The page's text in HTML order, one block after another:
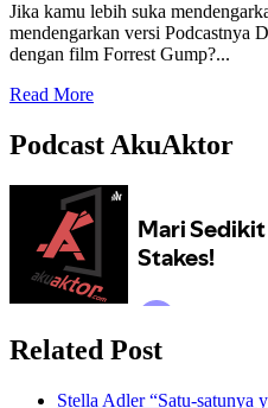
Jika kamu lebih suka
mendengarkan versi Podcastnya
dengan film Forrest Gump?...
Read MoreRead
about
[Acting
Forrest
Gump;
yang
Menarik?
Podcast AkuAktor
Related Post
Stella Adler “Satu-satunya